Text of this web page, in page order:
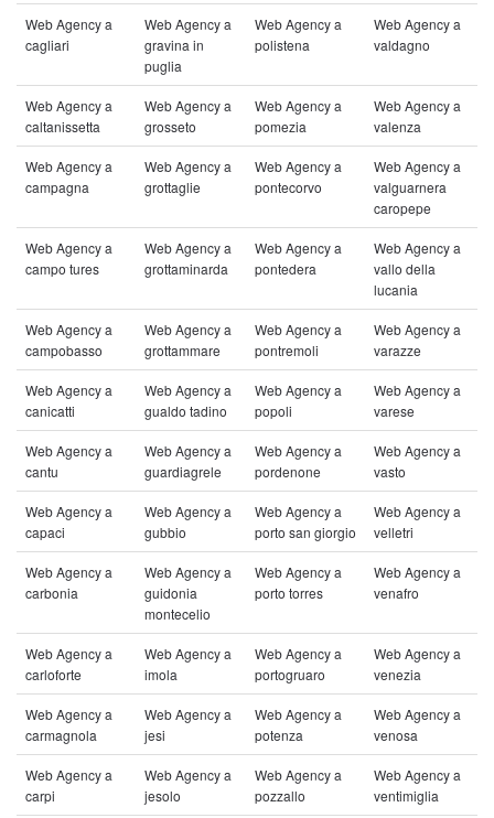
Web Agency a
cagliari
Web Agency a
gravina in
puglia
Web Agency a
polistena
Web Agency a
valdagno
Web Agency a
caltanissetta
Web Agency a
grosseto
Web Agency a
pomezia
Web Agency a
valenza
Web Agency a
campagna
Web Agency a
grottaglie
Web Agency a
pontecorvo
Web Agency a
valguarnera
caropepe
Web Agency a
campo tures
Web Agency a
grottaminarda
Web Agency a
pontedera
Web Agency a
vallo della
lucania
Web Agency a
campobasso
Web Agency a
grottammare
Web Agency a
pontremoli
Web Agency a
varazze
Web Agency a
canicatti
Web Agency a
gualdo tadino
Web Agency a
popoli
Web Agency a
varese
Web Agency a
cantu
Web Agency a
guardiagrele
Web Agency a
pordenone
Web Agency a
vasto
Web Agency a
capaci
Web Agency a
gubbio
Web Agency a
porto san giorgio
Web Agency a
velletri
Web Agency a
carbonia
Web Agency a
guidonia
montecelio
Web Agency a
porto torres
Web Agency a
venafro
Web Agency a
carloforte
Web Agency a
imola
Web Agency a
portogruaro
Web Agency a
venezia
Web Agency a
carmagnola
Web Agency a
jesi
Web Agency a
potenza
Web Agency a
venosa
Web Agency a
carpi
Web Agency a
jesolo
Web Agency a
pozzallo
Web Agency a
ventimiglia